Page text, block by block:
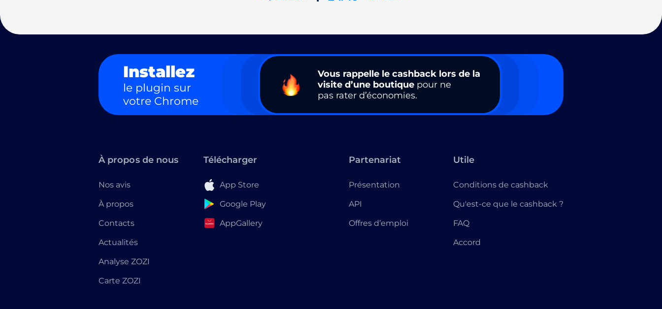
Installez
le plugin sur
votre Chrome
Vous rappelle le cashback lors de la
visite d’une boutique pour ne
pas rater d’économies.
À propos de nous
Nos avis
À propos
Contacts
Actualités
Analyse ZOZI
Carte ZOZI
Télécharger
App Store
Google Play
AppGallery
Partenariat
Présentation
API
Offres d’emploi
Utile
Conditions de cashback
Qu'est-ce que le cashback ?
FAQ
Accord